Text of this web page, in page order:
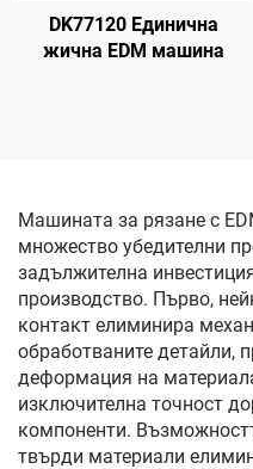
DK77120 Единична
жична EDM машина
Машината за рязане с
множество убедителни
задължителна
производство. Първо,
контакт елиминира
обработваните детайли,
деформация на
изключителна точност
компоненти.
твърди материали